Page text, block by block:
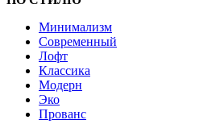
Минимализм
Современный
Лофт
Классика
Модерн
Эко
Прованс